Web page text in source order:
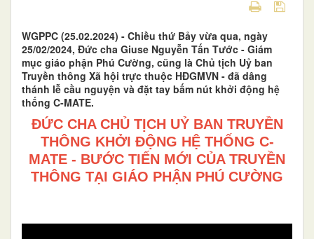
WGPPC (25.02.2024) - Chiều thứ Bảy vừa qua, ngày
25/02/2024, Đức cha Giuse Nguyễn Tấn Tước - Giám
mục giáo phận Phú Cường, cũng là Chủ tịch Uỷ ban
Truyền thông Xã hội trực thuộc HĐGMVN - đã dâng
thánh lễ cầu nguyện và đặt tay bấm nút khởi động hệ
thống C-MATE.
ĐỨC CHA CHỦ TỊCH UỶ BAN TRUYỀN
THÔNG KHỞI ĐỘNG HỆ THỐNG C-
MATE - BƯỚC TIẾN MỚI CỦA TRUYỀN
THÔNG TẠI GIÁO PHẬN PHÚ CƯỜNG